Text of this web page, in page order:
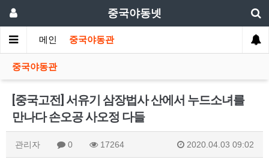
중국야동넷
메인 중국야동관
중국야동관
[중국고전] 서유기 삼장법사 산에서 누드소녀를
만나다 손오공 사오정 다들
관리자 0 17264 2020.04.03 09:02